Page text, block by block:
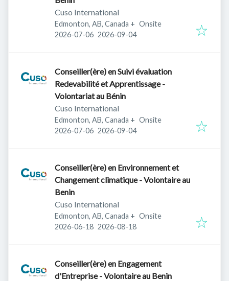
Cuso International
Edmonton, AB, Canada + Onsite
Published:
2026-07-06 Expires:
2026-09-04
Conseiller(ère) en Suivi évaluation
Redevabilité et Apprentissage -
Volontariat au Bénin
Cuso International
Edmonton, AB, Canada + Onsite
Published:
2026-07-06 Expires:
2026-09-04
Conseiller(ère) en Environnement et
Changement climatique - Volontaire au
Benin
Cuso International
Edmonton, AB, Canada + Onsite
Published:
2026-06-18 Expires:
2026-08-18
Conseiller(ère) en Engagement
d'Entreprise - Volontaire au Benin